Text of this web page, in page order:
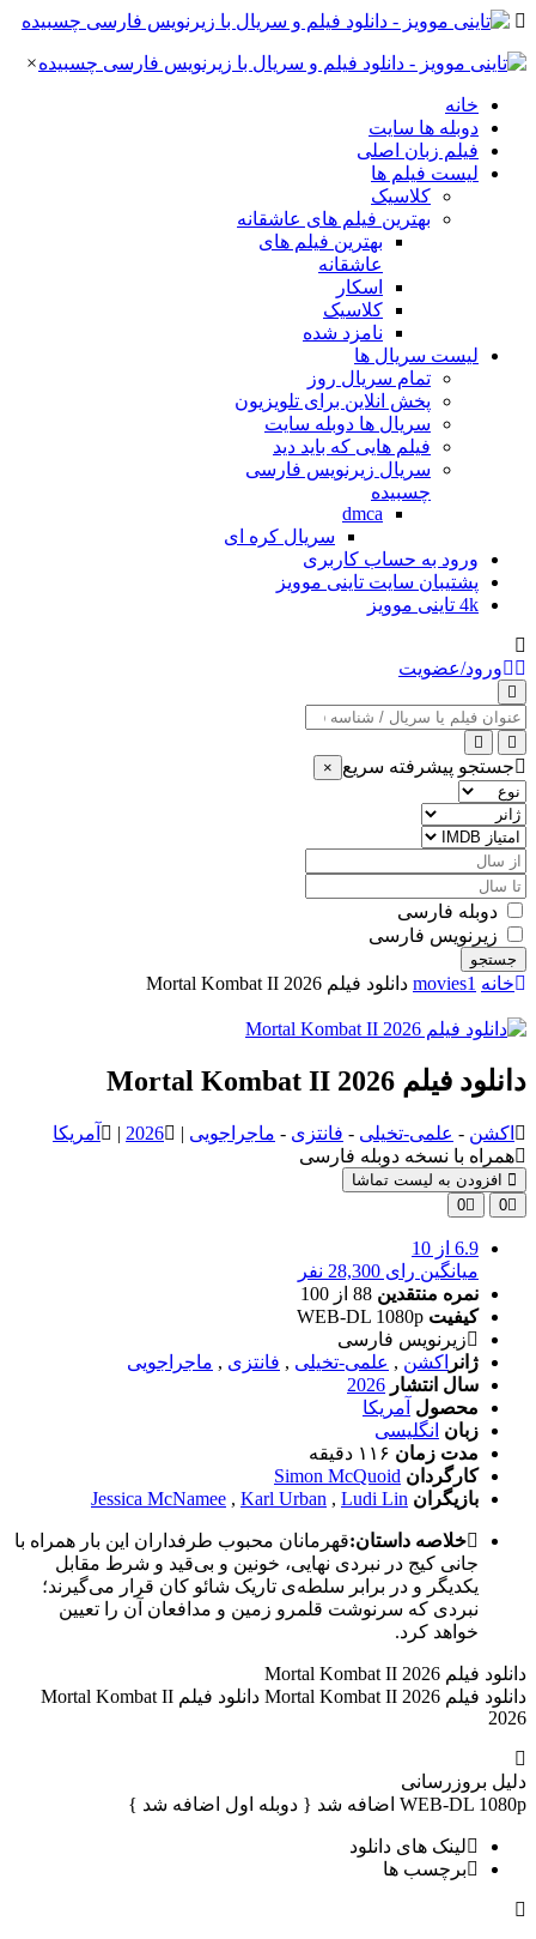
×
خانه
دوبله ها سایت
فیلم زبان اصلی
لیست فیلم ها
کلاسیک
بهترین فیلم های عاشقانه
بهترین فیلم های
عاشقانه
اسکار
کلاسیک
نامزد شده
لیست سریال ها
تمام سریال روز
پخش انلاین برای تلویزیون
سریال ها دوبله سایت
فیلم هایی که باید دید
سریال زیرنویس فارسی
چسبیده
dmca
سریال کره ای
ورود به حساب کاربری
پشتیبان سایت تاینی موویز
4k تاینی موویز
ورود/عضویت
عنوان
جستجو
جستجو پیشرفته سریع
×
نوع
ژانر
امتیاز
IMDB
از
سال
تا
سالدوبله فارسی
زیرنویس فارسی
جستجو
خانه movies1 دانلود فیلم Mortal Kombat II 2026
دانلود فیلم Mortal Kombat II 2026
اکشن - علمی-تخیلی - فانتزی - ماجراجویی |
2026
|
آمریکا
همراه با نسخه دوبله فارسی
افزودن به لیست تماشا
0
0
6.9 از 10
میانگین رای 28,300 نفر
نمره منتقدین 88 از 100
کیفیت WEB-DL 1080p
زیرنویس فارسی
ژانر اکشن , علمی-تخیلی , فانتزی , ماجراجویی
سال انتشار 2026
محصول آمریکا
زبان انگلیسی
مدت زمان ۱۱۶ دقیقه
کارگردان Simon McQuoid
بازیگران
Jessica McNamee , Karl Urban , Ludi Lin
خلاصه داستان:قهرمانان محبوب طرفداران این بار همراه با
جانی کیج در نبردی نهایی، خونین و بی‌قید و شرط مقابل
یکدیگر و در برابر سلطه‌ی تاریک شائو کان قرار می‌گیرند؛
نبردی که سرنوشت قلمرو زمین و مدافعان آن را تعیین
خواهد کرد.
دانلود فیلم Mortal Kombat II 2026
دانلود فیلم Mortal Kombat II 2026 دانلود فیلم Mortal Kombat II
2026
دلیل بروزرسانی
WEB-DL 1080p اضافه شد { دوبله اول اضافه شد }
لینک های دانلود
برچسب ها